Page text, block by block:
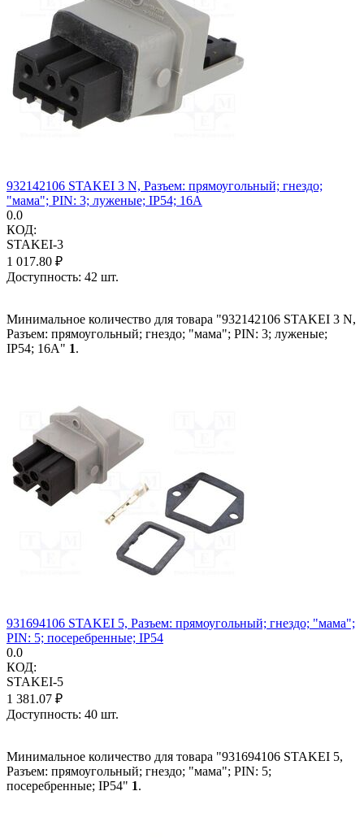
932142106 STAKEI 3 N, Разъем: прямоугольный; гнездо;
"мама"; PIN: 3; луженые; IP54; 16А
0.0
КОД:
STAKEI-3
1 017.80 ₽
Доступность: 42 шт.
Минимальное количество для товара "932142106 STAKEI 3 N,
Разъем: прямоугольный; гнездо; "мама"; PIN: 3; луженые;
IP54; 16А" 1.
931694106 STAKEI 5, Разъем: прямоугольный; гнездо; "мама";
PIN: 5; посеребренные; IP54
0.0
КОД:
STAKEI-5
1 381.07 ₽
Доступность: 40 шт.
Минимальное количество для товара "931694106 STAKEI 5,
Разъем: прямоугольный; гнездо; "мама"; PIN: 5;
посеребренные; IP54" 1.